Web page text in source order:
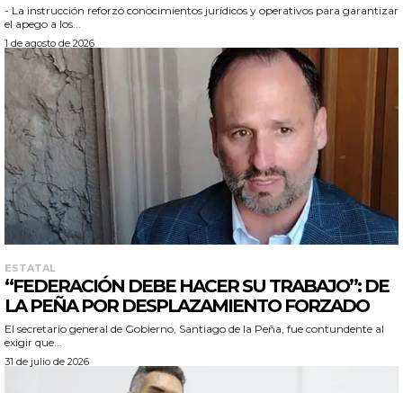
- La instrucción reforzó conocimientos jurídicos y operativos para garantizar
el apego a los...
1 de agosto de 2026
ESTATAL
“FEDERACIÓN DEBE HACER SU TRABAJO”: DE
LA PEÑA POR DESPLAZAMIENTO FORZADO
El secretario general de Gobierno, Santiago de la Peña, fue contundente al
exigir que...
31 de julio de 2026